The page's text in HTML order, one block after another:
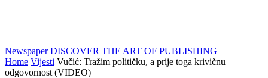
Newspaper DISCOVER THE ART OF PUBLISHING
Home Vijesti Vučić: Tražim političku, a prije toga krivičnu
odgovornost (VIDEO)